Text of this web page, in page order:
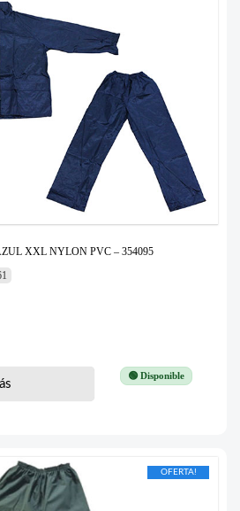
XXL NYLON PVC – 354095
🟢 Disponible
OFERTA!